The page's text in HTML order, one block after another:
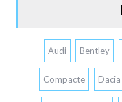
Audi Bentley
Compacte Dacia